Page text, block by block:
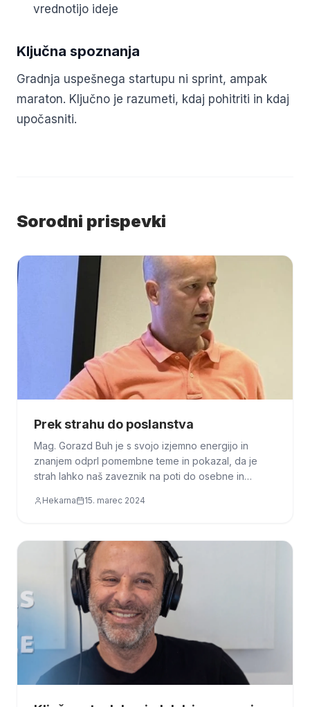
vrednotijo ideje
Ključna spoznanja
Gradnja uspešnega startupu ni sprint, ampak
maraton. Ključno je razumeti, kdaj pohitriti in kdaj
upočasniti.
Sorodni prispevki
Prek strahu do poslanstva
Mag. Gorazd Buh je s svojo izjemno energijo in
znanjem odprl pomembne teme in pokazal, da je
strah lahko naš zaveznik na poti do osebne in
Hekarna 15. marec 2024